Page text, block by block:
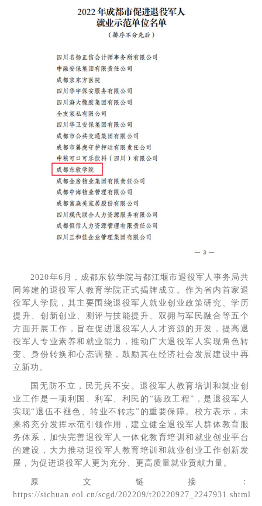
2020年6月，成都东软学院与都江堰市退役军人事务局共
同筹建的退役军人教育学院正式揭牌成立。作为省内首家退
役军人学院，其主要围绕退役军人就业创业政策研究、学历
提升、创新创业、测评与技能提升、双拥与军民融合等五个
方面开展工作，旨在促进退役军人人才资源的开发，提高退
役军人专业素养和就业能力，推动广大退役军人实现角色转
变、身份转换和心态调整，鼓励其在经济社会发展建设中再
立新功。
国无防不立，民无兵不安。退役军人教育培训和就业创
业工作是一项利国、利军、利民的“德政工程”，是退役军人
实现“退伍不褪色、转业不转志”的重要保障。校方表示，未
来将充分发挥示范引领作用，建立健全退役军人群体教育服
务体系，加快完善退役军人一体化教育培训和就业创业平台
的建设，大力推动退役军人教育培训和就业创业工作创新发
展，为促进退役军人更为充分、更高质量就业贡献力量。
原文链接：
https://sichuan.eol.cn/scgd/202209/t20220927_2247931.shtml